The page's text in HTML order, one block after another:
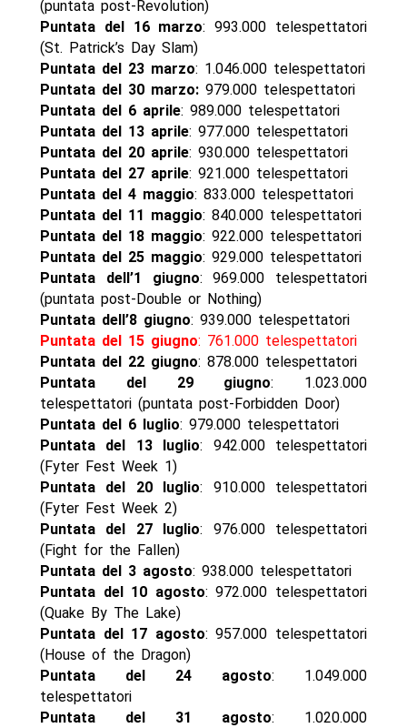
(puntata post-Revolution)
Puntata del 16 marzo: 993.000 telespettatori
(St. Patrick’s Day Slam)
Puntata del 23 marzo: 1.046.000 telespettatori
Puntata del 30 marzo: 979.000 telespettatori
Puntata del 6 aprile: 989.000 telespettatori
Puntata del 13 aprile: 977.000 telespettatori
Puntata del 20 aprile: 930.000 telespettatori
Puntata del 27 aprile: 921.000 telespettatori
Puntata del 4 maggio: 833.000 telespettatori
Puntata del 11 maggio: 840.000 telespettatori
Puntata del 18 maggio: 922.000 telespettatori
Puntata del 25 maggio: 929.000 telespettatori
Puntata dell’1 giugno: 969.000 telespettatori
(puntata post-Double or Nothing)
Puntata dell’8 giugno: 939.000 telespettatori
Puntata del 15 giugno: 761.000 telespettatori
Puntata del 22 giugno: 878.000 telespettatori
Puntata del 29 giugno: 1.023.000
telespettatori (puntata post-Forbidden Door)
Puntata del 6 luglio: 979.000 telespettatori
Puntata del 13 luglio: 942.000 telespettatori
(Fyter Fest Week 1)
Puntata del 20 luglio: 910.000 telespettatori
(Fyter Fest Week 2)
Puntata del 27 luglio: 976.000 telespettatori
(Fight for the Fallen)
Puntata del 3 agosto: 938.000 telespettatori
Puntata del 10 agosto: 972.000 telespettatori
(Quake By The Lake)
Puntata del 17 agosto: 957.000 telespettatori
(House of the Dragon)
Puntata del 24 agosto: 1.049.000
telespettatori
Puntata del 31 agosto: 1.020.000